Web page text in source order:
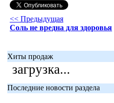
<< Предыдущая
Соль не вредна для здоровья
Хиты продаж
загрузка...
Последние новости раздела